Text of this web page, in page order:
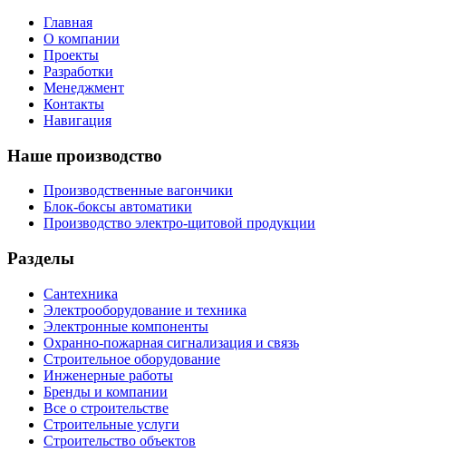
Главная
О компании
Проекты
Разработки
Менеджмент
Контакты
Навигация
Наше производство
Производственные вагончики
Блок-боксы автоматики
Производство электро-щитовой продукции
Разделы
Сантехника
Электрооборудование и техника
Электронные компоненты
Охранно-пожарная сигнализация и связь
Строительное оборудование
Инженерные работы
Бренды и компании
Все о строительстве
Строительные услуги
Строительство объектов